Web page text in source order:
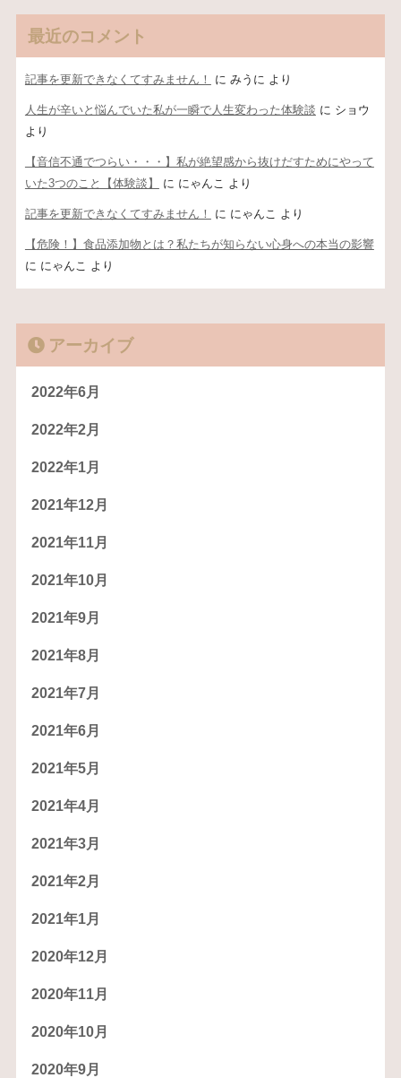
最近のコメント
記事を更新できなくてすみません！ に みうに より
人生が辛いと悩んでいた私が一瞬で人生変わった体験談 に ショウ
より
【音信不通でつらい・・・】私が絶望感から抜けだすためにやって
いた3つのこと【体験談】
に にゃんこ より
記事を更新できなくてすみません！ に にゃんこ より
【危険！】食品添加物とは？私たちが知らない心身への本当の影響
に にゃんこ より
アーカイブ
2022年6月
2022年2月
2022年1月
2021年12月
2021年11月
2021年10月
2021年9月
2021年8月
2021年7月
2021年6月
2021年5月
2021年4月
2021年3月
2021年2月
2021年1月
2020年12月
2020年11月
2020年10月
2020年9月